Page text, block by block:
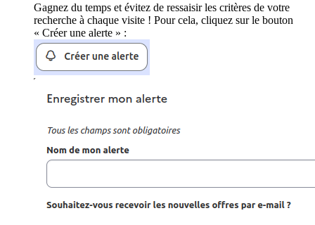
Gagnez du temps et évitez de ressaisir les critères de votre
recherche à chaque visite ! Pour cela, cliquez sur le bouton
« Créer une alerte » :